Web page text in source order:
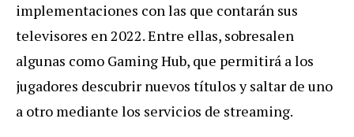
implementaciones con las que contarán sus
televisores en 2022. Entre ellas, sobresalen
algunas como Gaming Hub, que permitirá a los
jugadores descubrir nuevos títulos y saltar de uno
a otro mediante los servicios de streaming.